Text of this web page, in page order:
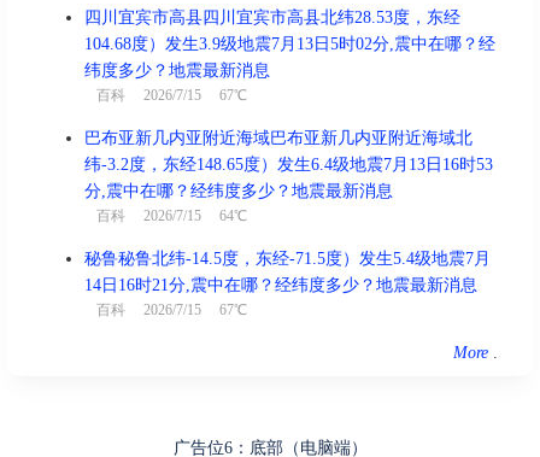
宜
结婚、出行、搬家、安葬、进人
口、纳财
冲 龙 煞北
亥时(21:00-22:59) 凶
己亥时 21:00 - 22:59
喜神东北 财神正北 福神正南
开光、斋醮
四川宜宾市高县四川宜宾市高县北纬28.53度，东经
104.68度）发生3.9级地震7月13日5时02分,震中在哪？经
纬度多少？地震最新消息
百科 2026/7/15 67℃
巴布亚新几内亚附近海域巴布亚新几内亚附近海域北
纬-3.2度，东经148.65度）发生6.4级地震7月13日16时53
分,震中在哪？经纬度多少？地震最新消息
百科 2026/7/15 64℃
秘鲁秘鲁北纬-14.5度，东经-71.5度）发生5.4级地震7月
14日16时21分,震中在哪？经纬度多少？地震最新消息
百科 2026/7/15 67℃
More
广告位6：底部（电脑端）